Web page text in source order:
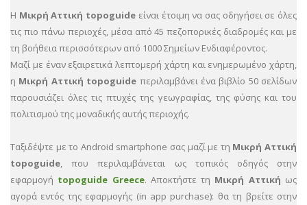
Η Μικρή Αττική topoguide είναι έτοιμη να σας οδηγήσει σε όλες
τις πιο πάνω περιοχές, μέσα από 45 πεζοπορικές διαδρομές και με
τη βοήθεια περισσότερων από 1000 Σημείων Ενδιαφέροντος.
Μαζί με έναν εξαιρετικά λεπτομερή χάρτη και ενημερωμένο χάρτη,
η Μικρή Αττική topoguide περιλαμβάνει ένα βιβλίο 50 σελίδων
παρουσιάζει όλες τις πτυχές της γεωγραφίας, της φύσης και του
πολιτισμού της μοναδικής αυτής περιοχής.
Ταξιδέψτε με το Android smartphone σας μαζί με τη Μικρή Αττική
topoguide, που περιλαμβάνεται ως τοπικός οδηγός στην
εφαρμογή topoguide Greece. Αποκτήστε τη Μικρή Αττική ως
αγορά εντός της εφαρμογής (in app purchase): θα τη βρείτε στην